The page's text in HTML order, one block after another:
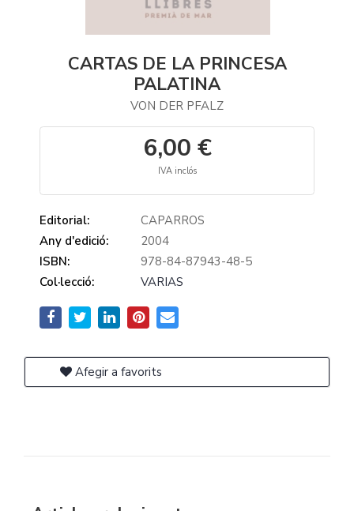
CARTAS DE LA PRINCESA
PALATINA
VON DER PFALZ
6,00 €
IVA inclós
Editorial:
CAPARROS
Any d'edició:
2004
ISBN:
978-84-87943-48-5
Col·lecció:
VARIAS
Afegir a favorits